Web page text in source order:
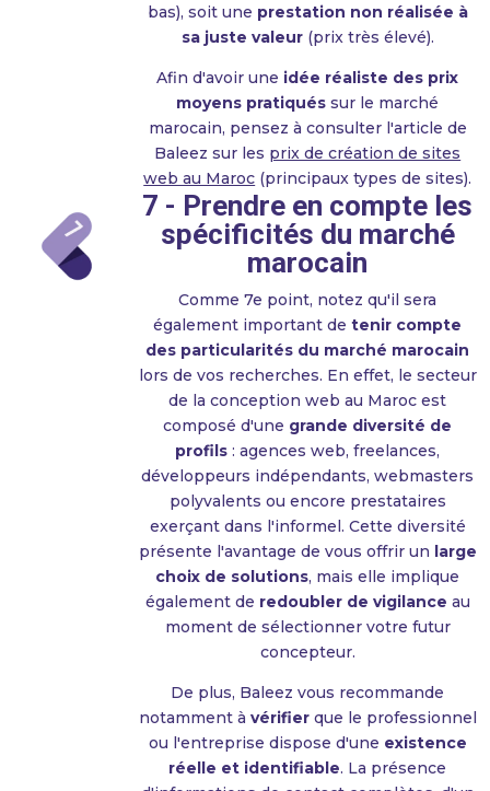
bas), soit une prestation non réalisée à
sa juste valeur(prix très élevé).
Afin d'avoir une idée réaliste des prix
moyens pratiqués sur le marché
marocain, pensez à consulter l'article de
Baleez sur les prix de création de sites
web au Maroc (principaux types de sites).
7 - Prendre en compte les
spécificités du marché
marocain
Comme 7e point, notez qu'il sera
également important detenir compte
des particularités du marché marocain
lors de vos recherches. En effet, le secteur
de la conception web au Maroc est
composé d'une grande diversité de
profils : agences web, freelances,
développeurs indépendants, webmasters
polyvalents ou encore prestataires
exerçant dans l'informel. Cette diversité
présente l'avantage de vous offrir un large
choix de solutions, mais elle implique
également de redoubler de vigilance au
moment de sélectionner votre futur
concepteur.
De plus, Baleez vous recommande
notamment à vérifierque le professionnel
ou l'entreprise dispose d'une existence
réelle et identifiable. La présence